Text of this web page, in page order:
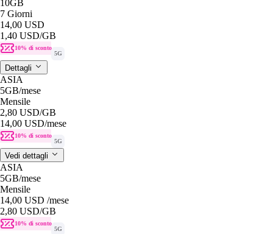
10GB
7 Giorni
14,00 USD
1,40 USD/GB
10% di sconto
5G
Dettagli
ASIA
5GB/mese
Mensile
2,80 USD/GB
14,00 USD/mese
10% di sconto
5G
Vedi dettagli
ASIA
5GB/mese
Mensile
14,00 USD /mese
2,80 USD/GB
10% di sconto
5G